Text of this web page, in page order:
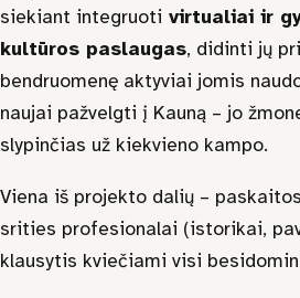
Prienų raj.
LKD Kauno skyrius
Smurtas artimoje aplinkoje
siekiant integruoti virtualiai ir
kultūros paslaugas, didinti jų
bendruomenę aktyviai jomis
naujai pažvelgti į Kauną – jo
slypinčias už kiekvieno kampo.
Viena iš projekto dalių –
srities profesionalai (istorikai,
klausytis kviečiami visi